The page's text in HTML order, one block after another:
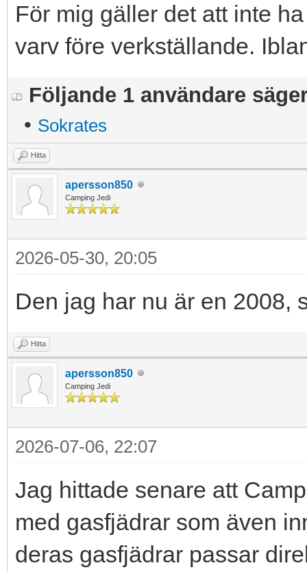
För mig gäller det att inte
varv före verkställande.
Följande 1 användare
• Sokrates
Hitta
apersson850
Camping Jedi
2026-05-30, 20:05
Den jag har nu är en 2008,
Hitta
apersson850
Camping Jedi
2026-07-06, 22:07
Jag hittade senare att
med gasfjädrar som även
deras gasfjädrar passar